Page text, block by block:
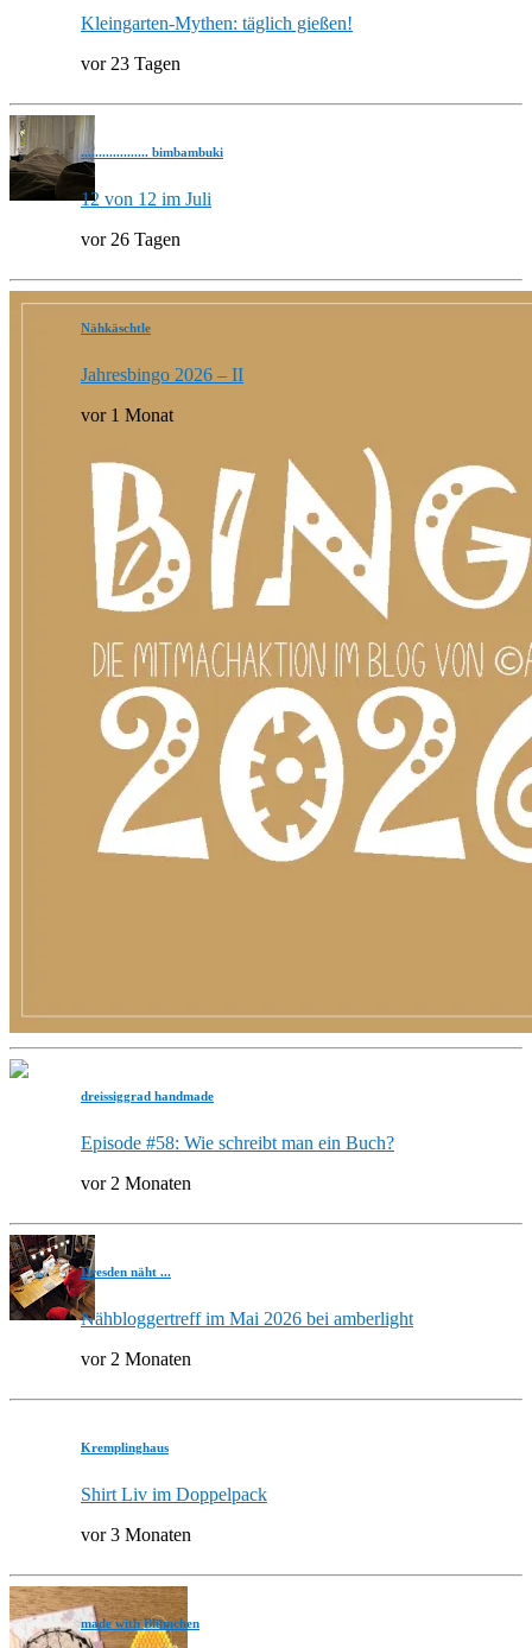
Kleingarten-Mythen: täglich gießen!
vor 23 Tagen
................... bimbambuki
12 von 12 im Juli
vor 26 Tagen
Nähkäschtle
Jahresbingo 2026 – II
vor 1 Monat
dreissiggrad handmade
Episode #58: Wie schreibt man ein Buch?
vor 2 Monaten
Dresden näht ...
Nähbloggertreff im Mai 2026 bei amberlight
vor 2 Monaten
Kremplinghaus
Shirt Liv im Doppelpack
vor 3 Monaten
made with Blümchen